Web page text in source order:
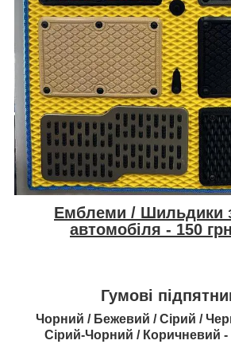
Емблеми / Шильдики
автомобіля - 150
Гумові
Чорний / Бежевий / Сірий /
Сірий-Чорний / Коричневий -